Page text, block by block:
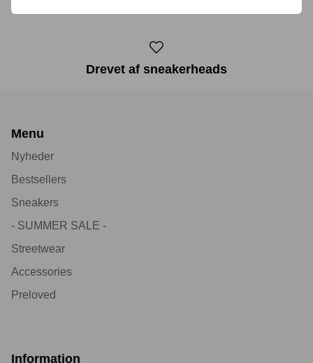
Drevet af sneakerheads
Menu
Nyheder
Bestsellers
Sneakers
- SUMMER SALE -
Streetwear
Accessories
Preloved
Information